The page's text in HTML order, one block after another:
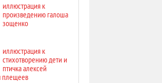
иллюстрация к
произведению галоша
зощенко
иллюстрация к
стихотворению дети и
птичка алексей
плещеев